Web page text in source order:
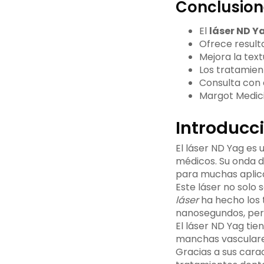
El láser ND
Ofrece
Mejora la
Los
Consulta
Margot
El láser ND Yag
médicos. Su onda
para muchas
Este láser no solo
láserha hecho los
nanosegundos,
El láser ND Yag
manchas
Gracias a sus